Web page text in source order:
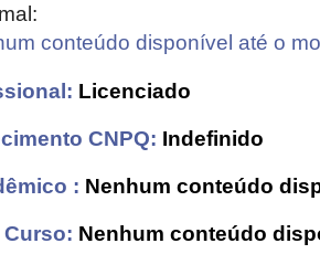
conteúdo disponível até o
Licenciado
CNPQ: Indefinido
: Nenhum conteúdo
Nenhum conteúdo